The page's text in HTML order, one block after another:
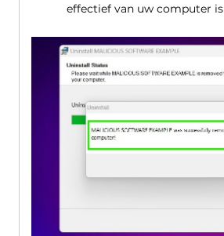
effectief van uw computer